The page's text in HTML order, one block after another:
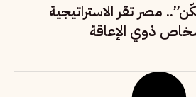
مصر تقر الاستراتيجية
ذوي الإعاقة